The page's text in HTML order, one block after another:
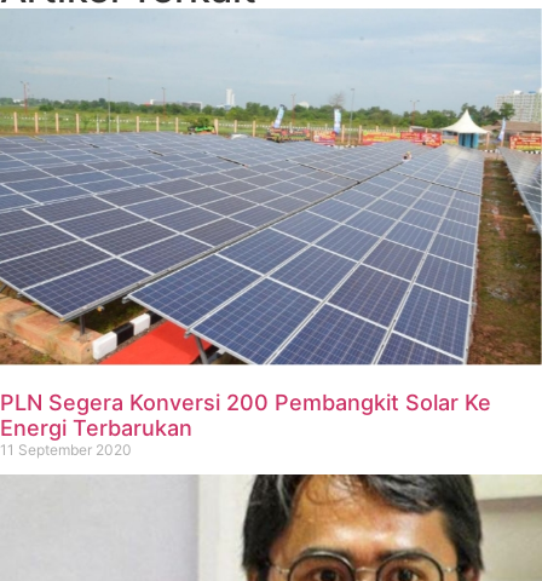
PLN Segera Konversi 200 Pembangkit Solar Ke
Energi Terbarukan
11 September 2020